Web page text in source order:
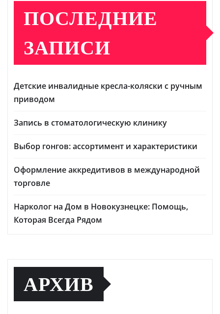
ПОСЛЕДНИЕ
ЗАПИСИ
Детские инвалидные кресла-коляски с ручным
приводом
Запись в стоматологическую клинику
Выбор гонгов: ассортимент и характеристики
Оформление аккредитивов в международной
торговле
Нарколог на Дом в Новокузнецке: Помощь,
Которая Всегда Рядом
АРХИВ